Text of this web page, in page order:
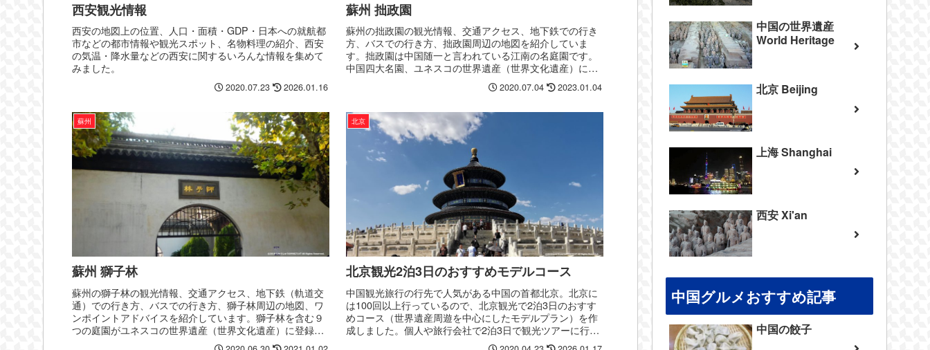
西安観光情報
西安の地図上の位置、人口・面積・GDP・日本への就航都
市などの都市情報や観光スポット、名物料理の紹介、西安
の気温・降水量などの西安に関するいろんな情報を集めて
みました。
2020.07.23 2026.01.16
蘇州 拙政園
蘇州の拙政園の観光情報、交通アクセス、地下鉄での行き
方、バスでの行き方、拙政園周辺の地図を紹介していま
す。拙政園は中国随一と言われている江南の名庭園です。
中国四大名園、ユネスコの世界遺産（世界文化遺産）に登
録されていて、蘇州で人気の観光スポットとなっていま
2020.07.04 2023.01.04
蘇州
蘇州 獅子林
蘇州の獅子林の観光情報、交通アクセス、地下鉄（軌道交
通）での行き方、バスでの行き方、獅子林周辺の地図、ワ
ンポイントアドバイスを紹介しています。獅子林を含む９
つの庭園がユネスコの世界遺産（世界文化遺産）に登録さ
れていて、蘇州で人気の観光スポットとなっています。
北京
北京観光2泊3日のおすすめモデルコース
中国観光旅行の行先で人気がある中国の首都北京。北京に
は100回以上行っているので、北京観光で2泊3日のおすす
めコース（世界遺産周遊を中心にしたモデルプラン）を作
成しました。個人や旅行会社で2泊3日で観光ツアーに行く
中国の世界遺産
World Heritage
北京 Beijing
上海 Shanghai
西安 Xi'an
中国グルメおすすめ記事
中国の餃子